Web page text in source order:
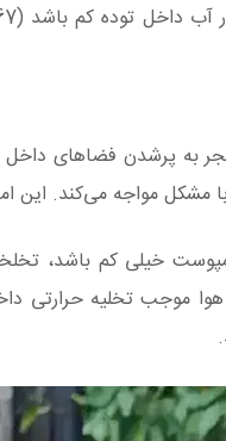
به پر‌شدن فضاهای داخل
با مشکل مواجه می‌کند.
خیلی کم باشد،
موجب تخلیه حرارتی